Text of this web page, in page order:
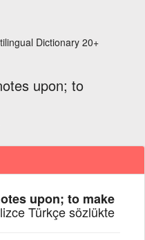
Dictionary 20+
upon; to
upon; to make
Türkçe sözlükte